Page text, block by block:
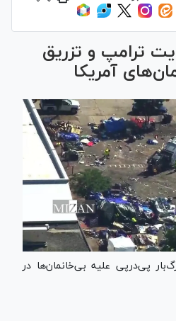
ترامپ و تزریق
آمریکا
پی‌درپی علیه بی‌خانمان‌ها در